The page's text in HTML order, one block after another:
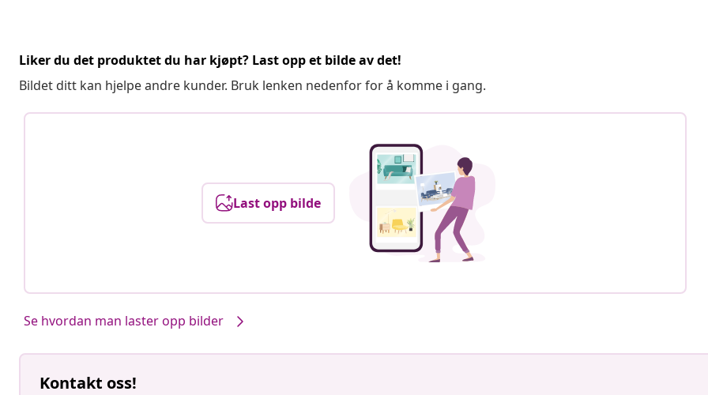
Liker du det produktet du har kjøpt? Last opp et bilde av det!
Bildet ditt kan hjelpe andre kunder. Bruk lenken nedenfor for å komme i gang.
Last opp bilde
Se hvordan man laster opp bilder
Kontakt oss!